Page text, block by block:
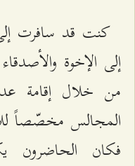
كنت قد سافرت
إلى الإخوة
من خلال إقامة
المجالس مخصّصاً
فكان الحاضرون